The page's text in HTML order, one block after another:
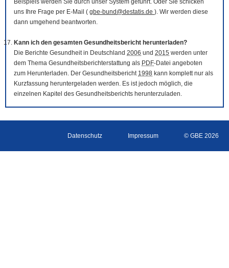
Beispiels werden Sie durch unser System geführt. Oder Sie schicken
uns Ihre Frage per E-Mail ( gbe-bund@destatis.de ). Wir werden diese
dann umgehend beantworten.
Kann ich den gesamten Gesundheitsbericht herunterladen?
Die Berichte Gesundheit in Deutschland 2006 und 2015 werden unter
dem Thema Gesundheitsberichterstattung als PDF-Datei angeboten
zum Herunterladen. Der Gesundheitsbericht 1998 kann komplett nur als
Kurzfassung heruntergeladen werden. Es ist jedoch möglich, die
einzelnen Kapitel des Gesundheitsberichts herunterzuladen.
Datenschutz Impressum © GBE 2026